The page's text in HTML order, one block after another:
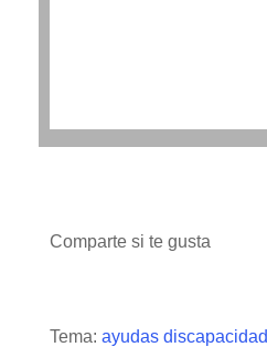
Comparte si te gusta
Tema: ayudas discapacidad